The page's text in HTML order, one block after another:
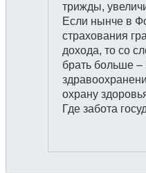
трижды,
Если нынче в
страхования
дохода, то со
брать больше –
охрану
Где забота